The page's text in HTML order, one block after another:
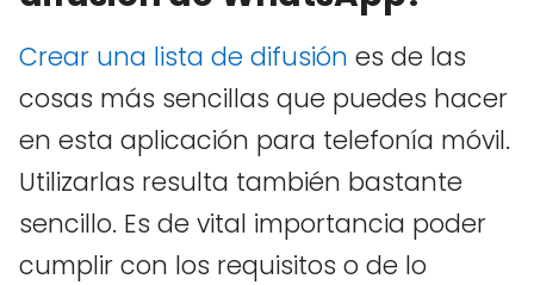
Crear una lista de difusión es de las
cosas más sencillas que puedes hacer
en esta aplicación para telefonía móvil.
Utilizarlas resulta también bastante
sencillo. Es de vital importancia poder
cumplir con los requisitos o de lo